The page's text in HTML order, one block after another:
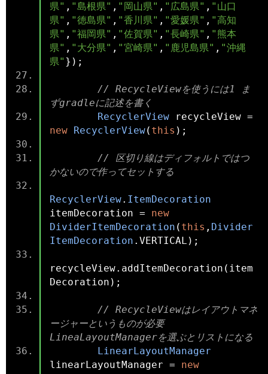
県" , "島根県" , "岡山県" , "広島県" , "山口
県" , "徳島県" , "香川県" , "愛媛県" , "高知
県" , "福岡県" , "佐賀県" , "長崎県" , "熊本
県" , "大分県" , "宮崎県" , "鹿児島県" , "沖縄
県" });
// RecycleViewを使うには1 ま
ずgradleに記述を書く
RecyclerView recycleView =
new
RecyclerView( this );
// 区切り線はディフォルトではつ
かないので作ってセットする
RecyclerView. ItemDecoration
itemDecoration =
new
DividerItemDecoration ( this , Divider
ItemDecoration . VERTICAL );
recycleView. addItemDecoration ( item
Decoration );
// RecycleViewはレイアウトマネ
ージャーというものが必要
LineaLayoutManagerを選ぶとリストになる
LinearLayoutManager
linearLayoutManager =
new